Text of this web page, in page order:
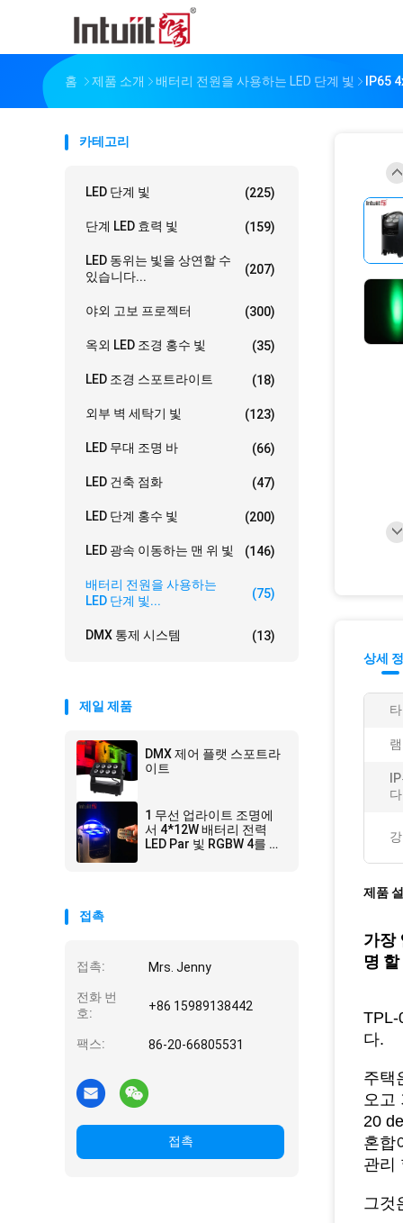
홈 제품 소개 배터리 전원을 사용하는 LED 단계 빛 IP65
카테고리
LED 단계 빛 (225)
단계 LED 효력 빛 (159)
LED 동위는 빛을 상연할 수
있습니다...
(207)
야외 고보 프로젝터 (300)
옥외 LED 조경 홍수 빛 (35)
LED 조경 스포트라이트 (18)
외부 벽 세탁기 빛 (123)
LED 무대 조명 바 (66)
LED 건축 점화 (47)
LED 단계 홍수 빛 (200)
LED 광속 이동하는 맨 위 빛 (146)
배터리 전원을 사용하는
LED 단계 빛...
(75)
DMX 통제 시스템 (13)
제일 제품
DMX 제어 플랫 스포트라
이트
1 무선 업라이트 조명에
서 4*12W 배터리 전력
LED Par 빛 RGBW 4를 실
접촉
접촉: Mrs. Jenny
전화 번
호:
+86 15989138442
팩스: 86-20-66805531
접촉
상세
제품
가장
명
TPL-
다.
주택
오고
20
혼합
관리
그것